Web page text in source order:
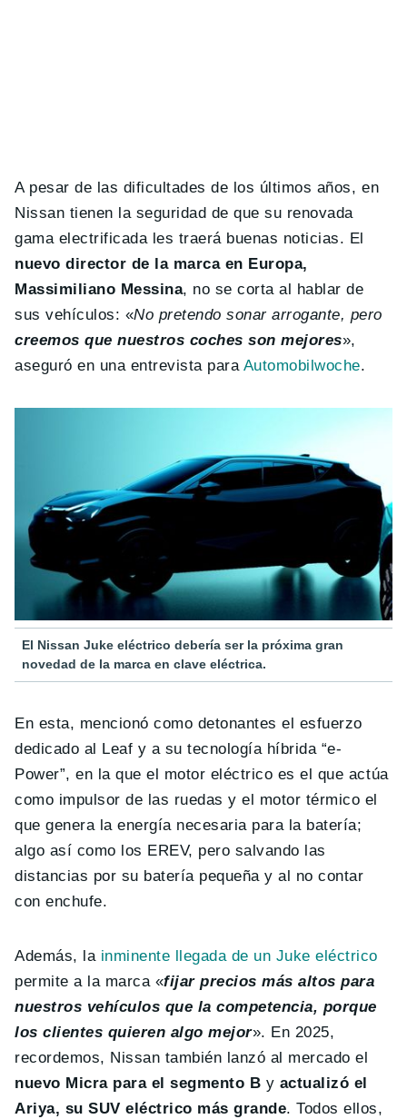
A pesar de las dificultades de los últimos años, en
Nissan tienen la seguridad de que su renovada
gama electrificada les traerá buenas noticias. El
nuevo director de la marca en Europa,
Massimiliano Messina, no se corta al hablar de
sus vehículos: «No pretendo sonar arrogante, pero
creemos que nuestros coches son mejores»,
aseguró en una entrevista para Automobilwoche.
El Nissan Juke eléctrico debería ser la próxima gran
novedad de la marca en clave eléctrica.
En esta, mencionó como detonantes el esfuerzo
dedicado al Leaf y a su tecnología híbrida “e-
Power”, en la que el motor eléctrico es el que actúa
como impulsor de las ruedas y el motor térmico el
que genera la energía necesaria para la batería;
algo así como los EREV, pero salvando las
distancias por su batería pequeña y al no contar
con enchufe.
Además, la inminente llegada de un Juke eléctrico
permite a la marca «fijar precios más altos para
nuestros vehículos que la competencia, porque
los clientes quieren algo mejor». En 2025,
recordemos, Nissan también lanzó al mercado el
nuevo Micra para el segmento B y actualizó el
Ariya, su SUV eléctrico más grande. Todos ellos,